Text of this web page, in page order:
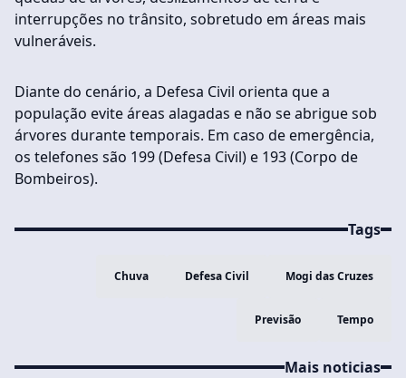
interrupções no trânsito, sobretudo em áreas mais
vulneráveis.
Diante do cenário, a Defesa Civil orienta que a
população evite áreas alagadas e não se abrigue sob
árvores durante temporais. Em caso de emergência,
os telefones são 199 (Defesa Civil) e 193 (Corpo de
Bombeiros).
Tags
Chuva Defesa Civil Mogi das Cruzes
Previsão Tempo
Mais noticias